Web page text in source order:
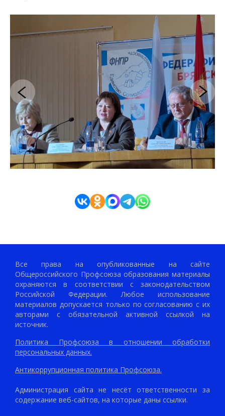
Все права на опубликованные на сайте
Общероссийского Профсоюза образования материалы
охраняются в соответствии с законодательством
Российской Федерации. Любое использование
материалов допускается только по согласованию с их
авторами с обязательной активной ссылкой на
источник.
Политика Профсоюза в отношении обработки
персональных данных.
Антикоррупционная политика Профсоюза.
Администрация сайта не несёт ответственности за
содержание веб-сайтов, на которые даны ссылки.